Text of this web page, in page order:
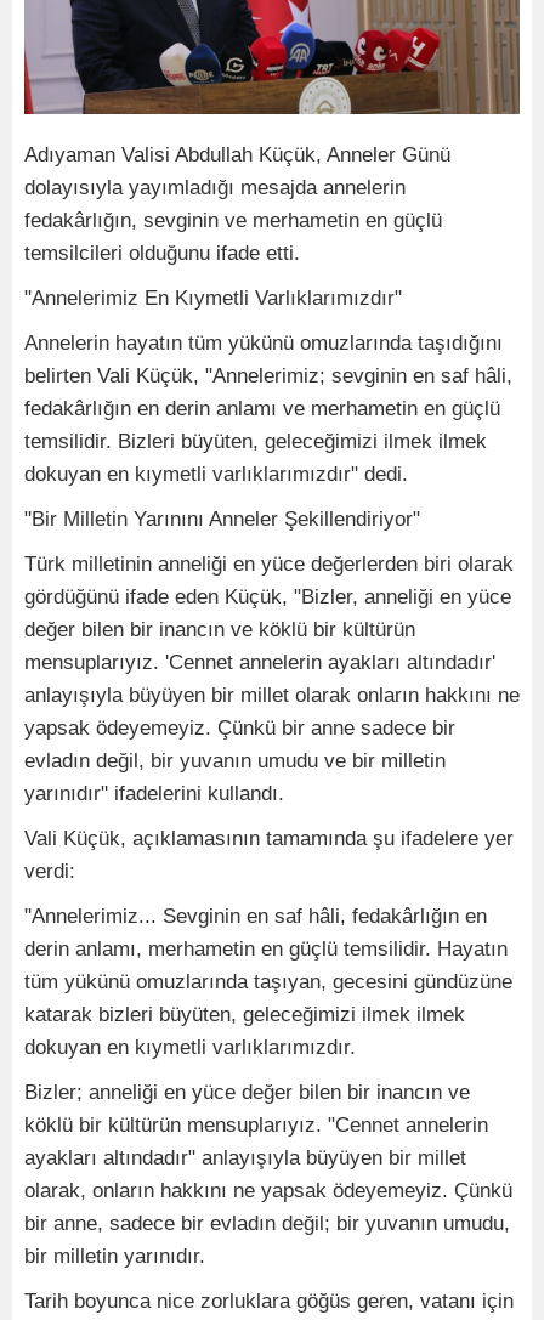
Adıyaman Valisi Abdullah Küçük, Anneler Günü
dolayısıyla yayımladığı mesajda annelerin
fedakârlığın, sevginin ve merhametin en güçlü
temsilcileri olduğunu ifade etti.
"Annelerimiz En Kıymetli Varlıklarımızdır"
Annelerin hayatın tüm yükünü omuzlarında taşıdığını
belirten Vali Küçük, "Annelerimiz; sevginin en saf hâli,
fedakârlığın en derin anlamı ve merhametin en güçlü
temsilidir. Bizleri büyüten, geleceğimizi ilmek ilmek
dokuyan en kıymetli varlıklarımızdır" dedi.
"Bir Milletin Yarınını Anneler Şekillendiriyor"
Türk milletinin anneliği en yüce değerlerden biri olarak
gördüğünü ifade eden Küçük, "Bizler, anneliği en yüce
değer bilen bir inancın ve köklü bir kültürün
mensuplarıyız. 'Cennet annelerin ayakları altındadır'
anlayışıyla büyüyen bir millet olarak onların hakkını ne
yapsak ödeyemeyiz. Çünkü bir anne sadece bir
evladın değil, bir yuvanın umudu ve bir milletin
yarınıdır" ifadelerini kullandı.
Vali Küçük, açıklamasının tamamında şu ifadelere yer
verdi:
"Annelerimiz... Sevginin en saf hâli, fedakârlığın en
derin anlamı, merhametin en güçlü temsilidir. Hayatın
tüm yükünü omuzlarında taşıyan, gecesini gündüzüne
katarak bizleri büyüten, geleceğimizi ilmek ilmek
dokuyan en kıymetli varlıklarımızdır.
Bizler; anneliği en yüce değer bilen bir inancın ve
köklü bir kültürün mensuplarıyız. "Cennet annelerin
ayakları altındadır" anlayışıyla büyüyen bir millet
olarak, onların hakkını ne yapsak ödeyemeyiz. Çünkü
bir anne, sadece bir evladın değil; bir yuvanın umudu,
bir milletin yarınıdır.
Tarih boyunca nice zorluklara göğüs geren, vatanı için